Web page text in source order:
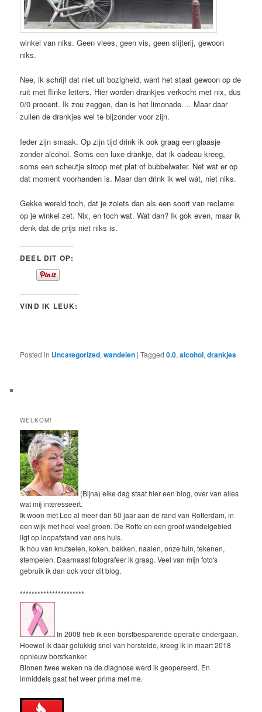
winkel van niks. Geen vlees, geen vis, geen slijterij, gewoon
niks.
Nee, ik schrijf dat niet uit bozigheid, want het staat gewoon op de
ruit met flinke letters. Hier worden drankjes verkocht met nix, dus
0/0 procent. Ik zou zeggen, dan is het limonade…. Maar daar
zullen de drankjes wel te bijzonder voor zijn.
Ieder zijn smaak. Op zijn tijd drink ik ook graag een glaasje
zonder alcohol. Soms een luxe drankje, dat ik cadeau kreeg,
soms een scheutje siroop met plat of bubbelwater. Net wat er op
dat moment voorhanden is. Maar dan drink ik wel wát, niet niks.
Gekke wereld toch, dat je zoiets dan als een soort van reclame
op je winkel zet. Nix, en toch wat. Wat dan? Ik gok even, maar ik
denk dat de prijs niet niks is.
DEEL DIT OP:
VIND IK LEUK:
Posted in Uncategorized,wandelen |Tagged 0.0,alcohol,drankjes
WELKOM!
(Bijna) elke dag staat hier een blog, over van alles
wat mij interesseert.
Ik woon met Leo al meer dan 50 jaar aan de rand van Rotterdam, in
een wijk met heel veel groen. De Rotte en een groot wandelgebied
ligt op loopafstand van ons huis.
Ik hou van knutselen, koken, bakken, naaien, onze tuin, tekenen,
stempelen. Daarnaast fotografeer ik graag. Veel van mijn foto's
gebruik ik dan ook voor dit blog.
**********************
In 2008 heb ik een borstbesparende operatie ondergaan.
Hoewel ik daar gelukkig snel van herstelde, kreeg ik in maart 2018
opnieuw borstkanker.
Binnen twee weken na de diagnose werd ik geopereerd. En
inmiddels gaat het weer prima met me.